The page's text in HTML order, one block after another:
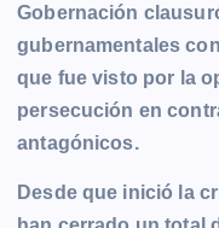
Gobernación
gubernamentales
que fue visto por la
persecución en
antagónicos.
Desde que inició la